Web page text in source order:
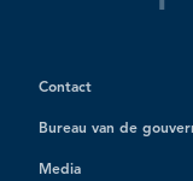
Contact
Bureau van de
Media